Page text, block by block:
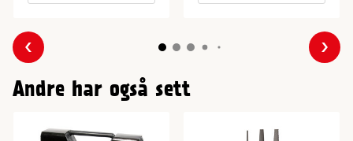
Forrige
Andre har også sett